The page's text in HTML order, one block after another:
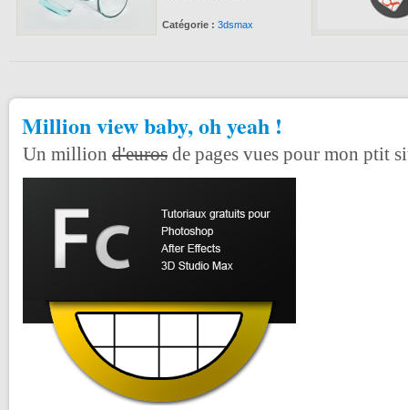
Catégorie : 3dsmax
Million view baby, oh yeah !
Un million d'euros de pages vues pour mon ptit